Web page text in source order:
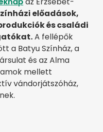
előadások,
és családi
A fellépők
a Batyu Színház, a
és az Alma
mellett
vándorjátszóház,